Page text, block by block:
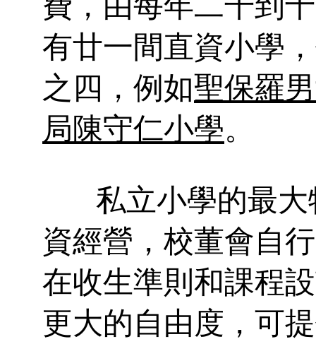
有廿一間直資小學
之四，例如聖保羅
局陳守仁小學。
私立小學的最大
資經營，校董會自
在收生準則和課程
更大的自由度，可